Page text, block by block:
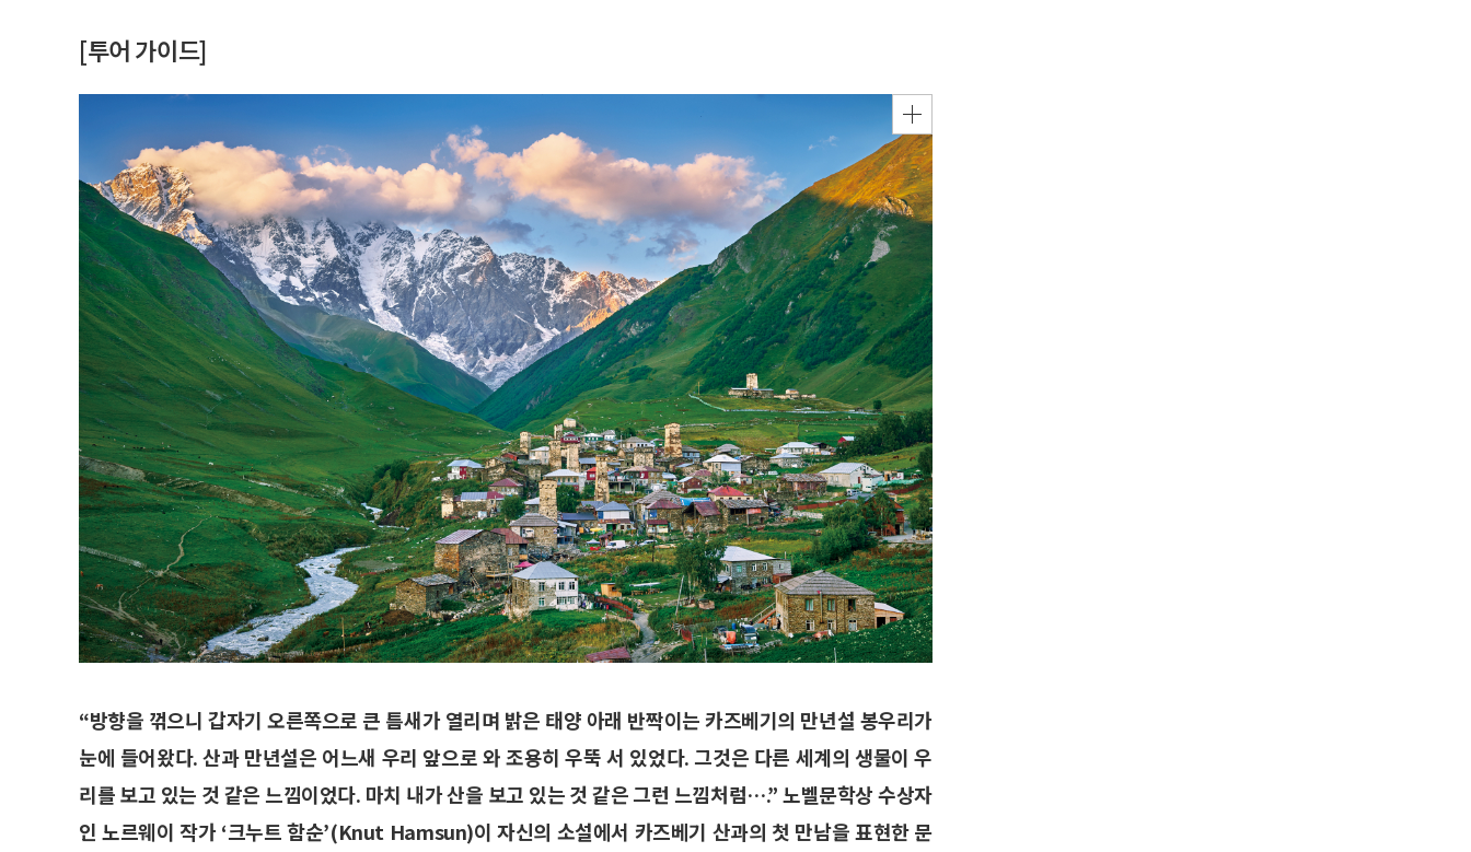
[투어 가이드]
“방향을 꺾으니 갑자기 오른쪽으로 큰 틈새가 열리며 밝은 태양 아래 반짝이는 카즈베기의 만년설 봉우리가
눈에 들어왔다. 산과 만년설은 어느새 우리 앞으로 와 조용히 우뚝 서 있었다. 그것은 다른 세계의 생물이 우
리를 보고 있는 것 같은 느낌이었다. 마치 내가 산을 보고 있는 것 같은 그런 느낌처럼….” 노벨문학상 수상자
인 노르웨이 작가 ‘크누트 함순’(Knut Hamsun)이 자신의 소설에서 카즈베기 산과의 첫 만남을 표현한 문